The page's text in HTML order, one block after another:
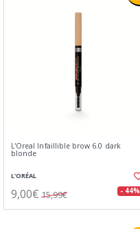
L'Oreal Infaillible brow 6.0 dark
blonde
L'ORÉAL
9,00€ 15,99€ - 44%